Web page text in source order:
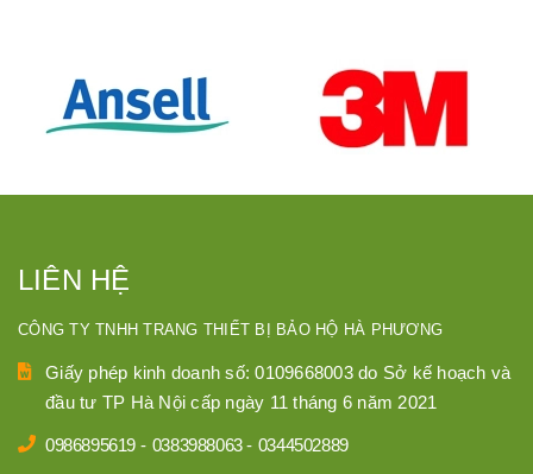
LIÊN HỆ
CÔNG TY TNHH TRANG THIẾT BỊ BẢO HỘ HÀ PHƯƠNG
Giấy phép kinh doanh số: 0109668003 do Sở kế hoạch và
đầu tư TP Hà Nội cấp ngày 11 tháng 6 năm 2021
0986895619 - 0383988063- 0344502889